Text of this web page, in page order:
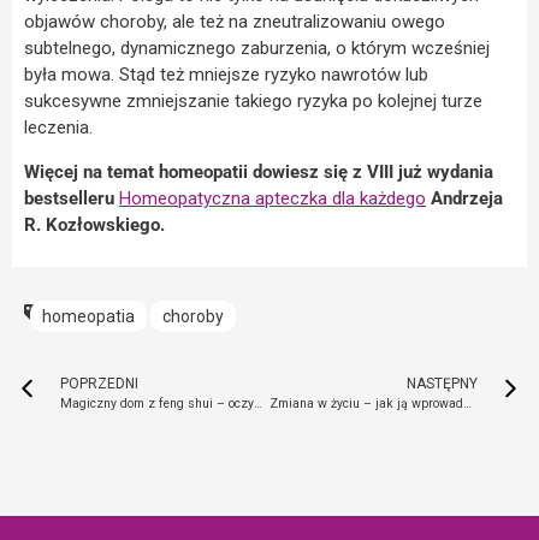
objawów choroby, ale też na zneutralizowaniu owego
subtelnego, dynamicznego zaburzenia, o którym wcześniej
była mowa. Stąd też mniejsze ryzyko nawrotów lub
sukcesywne zmniejszanie takiego ryzyka po kolejnej turze
leczenia.
Więcej na temat homeopatii dowiesz się z VIII już wydania
bestselleru Homeopatyczna apteczka dla każdego Andrzeja
R. Kozłowskiego.
homeopatia choroby
POPRZEDNI
Magiczny dom z feng shui – oczyszczanie domu i rytuał na wprowadzenie harmonii
NASTĘPNY
Zmiana w życiu – jak ją wprowadzić i zaakceptować?